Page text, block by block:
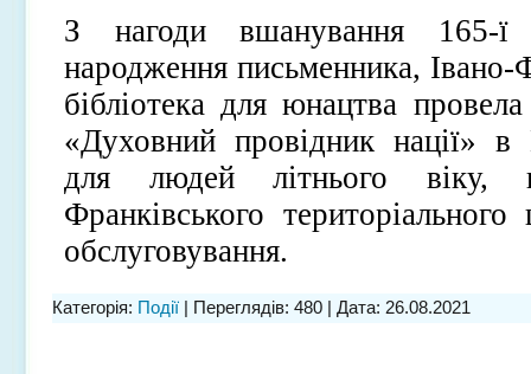
З нагоди вшанування 165-ї
народження письменника, Івано-
бібліотека для юнацтва
«Духовний провідник нації»
для людей літнього віку,
Франківського територіального
обслуговування.
Категорія: Події | Переглядів: 480 | Дата: 26.08.2021